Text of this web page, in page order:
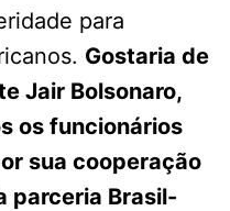
para
Gostaria de
Jair Bolsonaro,
os funcionários
sua cooperação
parceria Brasil-